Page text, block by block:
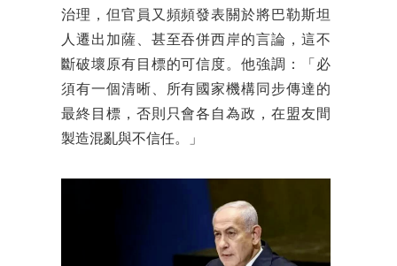
治理，但官員又頻頻發表關於將巴勒斯坦
人遷出加薩、甚至吞併西岸的言論，這不
斷破壞原有目標的可信度。他強調：「必
須有一個清晰、所有國家機構同步傳達的
最終目標，否則只會各自為政，在盟友間
製造混亂與不信任。」